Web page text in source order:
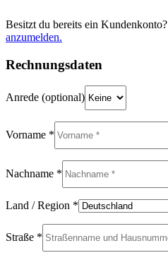
Besitzt du bereits ein Kundenkonto?
anzumelden.
Rechnungsdaten
Anrede (optional)
Vorname *
Nachname *
Land / Region *
Straße *